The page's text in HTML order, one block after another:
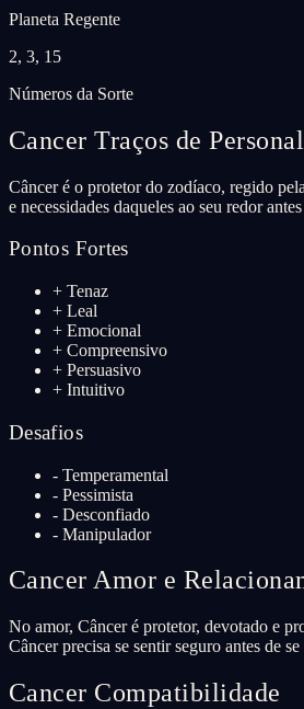
Planeta Regente
2, 3, 15
Números da Sorte
Cancer Traços de
Câncer é o protetor do zodíaco, regido
e necessidades daqueles ao seu redor
Pontos Fortes
+ Tenaz
+ Leal
+ Emocional
+ Compreensivo
+ Persuasivo
+ Intuitivo
Desafios
- Temperamental
- Pessimista
- Desconfiado
- Manipulador
Cancer Amor e
No amor, Câncer é protetor, devotado e
Câncer precisa se sentir seguro antes de
Cancer Compatibilidade